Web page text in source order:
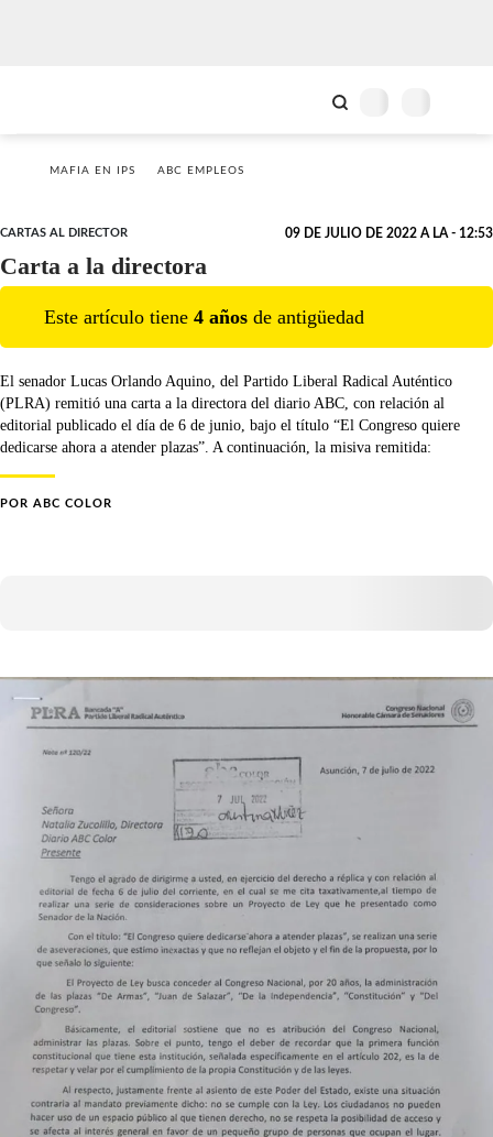
MAFIA EN IPS ABC EMPLEOS
CARTAS AL DIRECTOR 09 DE JULIO DE 2022 A LA - 12:53
Carta a la directora
Este artículo tiene 4 años de antigüedad
El senador Lucas Orlando Aquino, del Partido Liberal Radical Auténtico
(PLRA) remitió una carta a la directora del diario ABC, con relación al
editorial publicado el día de 6 de junio, bajo el título “El Congreso quiere
dedicarse ahora a atender plazas”. A continuación, la misiva remitida:
POR ABC COLOR